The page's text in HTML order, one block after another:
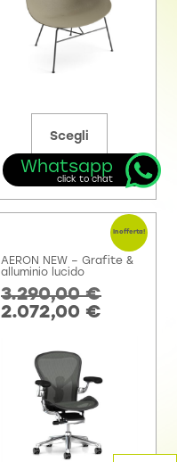
Whatsapp
click to chat
Scegli
AERON NEW – Grafite &
alluminio lucido
3.290,00€
2.072,00 €
In offerta!